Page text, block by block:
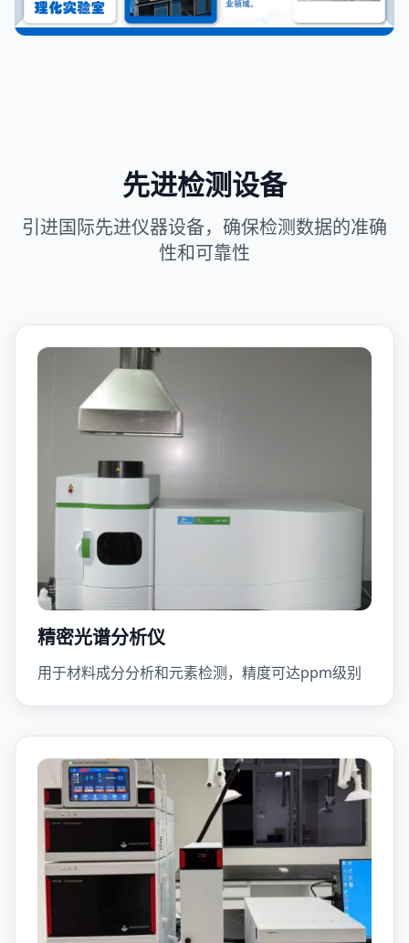
先进检测设备
引进国际先进仪器设备，确保检测数据的准确
性和可靠性
精密光谱分析仪
用于材料成分分析和元素检测，精度可达ppm级别